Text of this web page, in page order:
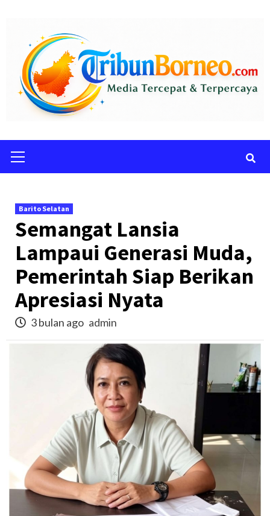
content
Menu
Barito Selatan
Semangat Lansia
Lampaui Generasi Muda,
Pemerintah Siap Berikan
Apresiasi Nyata
3 bulan ago admin